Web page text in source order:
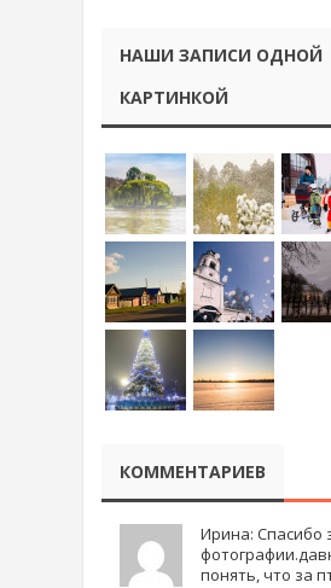
НАШИ ЗАПИСИ ОДНОЙ
КАРТИНКОЙ
КОММЕНТАРИЕВ
Ирина: Спасибо
понять, что за